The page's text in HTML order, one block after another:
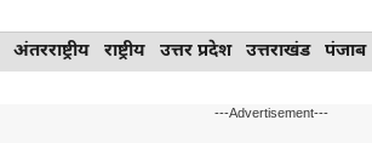
Skip
to
अंतरराष्ट्रीय राष्ट्रीय उत्तर प्रदेश उत्तराखंड पंजाब
---Advertisement---